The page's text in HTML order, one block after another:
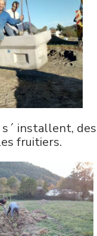
installent,
fruitiers.